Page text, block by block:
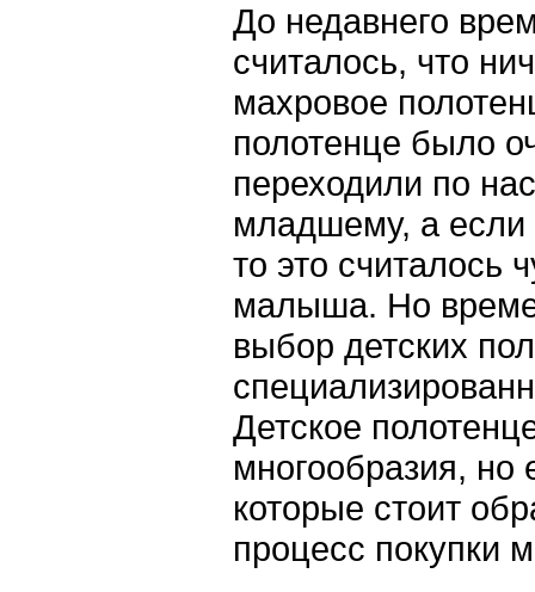
До недавнего
считалось, что
махровое
полотенце было
переходили по
младшему, а если
то это считалось
малыша. Но
выбор детских
Детское
многообразия, но
которые стоит
процесс покупки